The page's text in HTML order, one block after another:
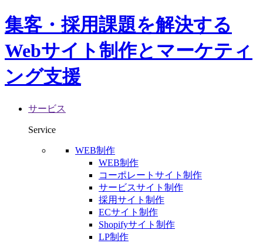
集客・採用課題を解決する
Webサイト制作とマーケティ
ング支援
サービス
Service
WEB制作
WEB制作
コーポレートサイト制作
サービスサイト制作
採用サイト制作
ECサイト制作
Shopifyサイト制作
LP制作